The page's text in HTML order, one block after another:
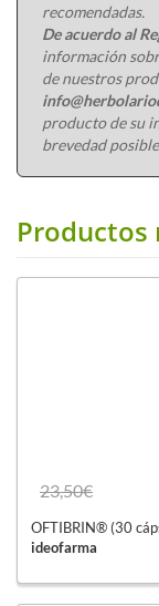
recomendadas.
De acuerdo al
información
de nuestros
producto de su
brevedad
Productos
23,50€
OFTIBRIN® (30
ideofarma